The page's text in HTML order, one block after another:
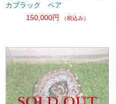
カブラック ペア
150,000円
（税込み）